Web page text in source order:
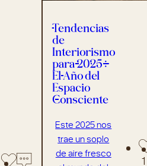
Tendencias
de
Interiorismo
para 2025:
El Año del
Espacio
Consciente
Este 2025 nos
trae un soplo
de aire fresco
1